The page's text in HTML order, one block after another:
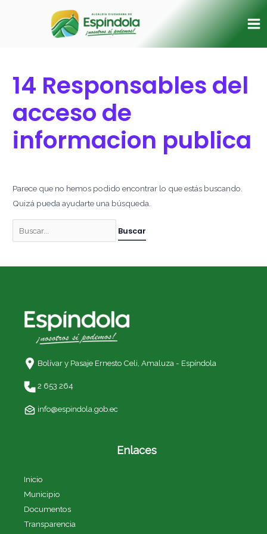
14 Responsables del
acceso de
informacion publica
Parece que no hemos podido encontrar lo que estás buscando.
Quizá pueda ayudarte una búsqueda.
Bolívar y Pasaje Ernesto Celi, Amaluza - Espíndola
2 653 264
info@espindola.gob.ec
Enlaces
Inicio
Municipio
Documentos
Transparencia